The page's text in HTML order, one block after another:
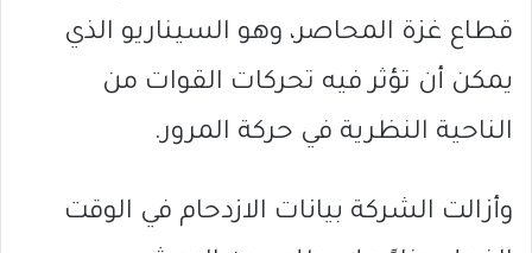
قطاع غزة المحاصر، وهو السيناريو الذي
يمكن أن تؤثر فيه تحركات القوات من
الناحية النظرية في حركة المرور.
وأزالت الشركة بيانات الازدحام في الوقت